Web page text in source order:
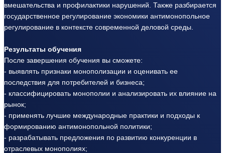
вмешательства и профилактики нарушений. Также разбирается
государственное регулирование экономики антимонопольное
регулирование в контексте современной деловой среды.
Результаты обучения
После завершения обучения вы сможете:
- выявлять признаки монополизации и оценивать ее
последствия для потребителей и бизнеса;
- классифицировать монополии и анализировать их влияние на
рынок;
- применять лучшие международные практики и подходы к
формированию антимонопольной политики;
- разрабатывать предложения по развитию конкуренции в
отраслевых монополиях;